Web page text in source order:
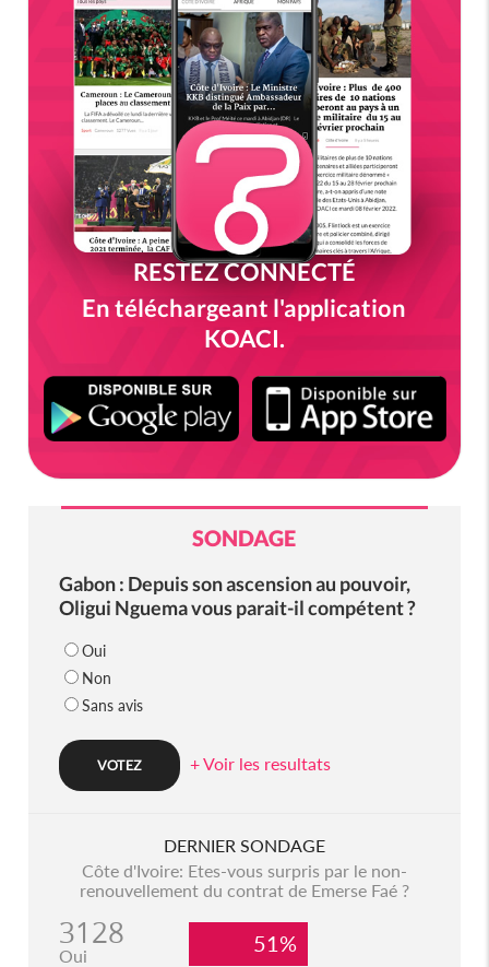
RESTEZ CONNECTÉ
En téléchargeant l'application
KOACI.
SONDAGE
Gabon : Depuis son ascension au pouvoir,
Oligui Nguema vous parait-il compétent ?
Oui
Non
Sans avis
+ Voir les resultats
DERNIER SONDAGE
Côte d'Ivoire: Etes-vous surpris par le non-
renouvellement du contrat de Emerse Faé ?
3128
Oui 51%